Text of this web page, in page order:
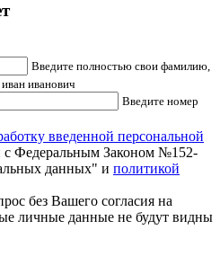
Введите полностью свои фамилию,
иванович
Введите номер
введенной персональной
с Федеральным Законом №152-
данных" и политикой
без Вашего согласия на
личные данные не будут видны